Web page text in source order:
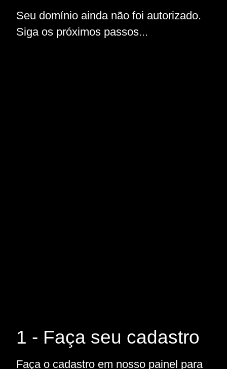
Seu domínio ainda não foi autorizado.
Siga os próximos passos...
1 - Faça seu cadastro
Faça o cadastro em nosso painel para